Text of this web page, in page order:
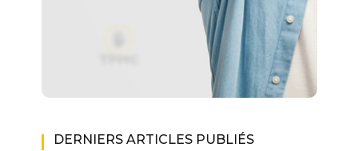
DERNIERS ARTICLES PUBLIÉS